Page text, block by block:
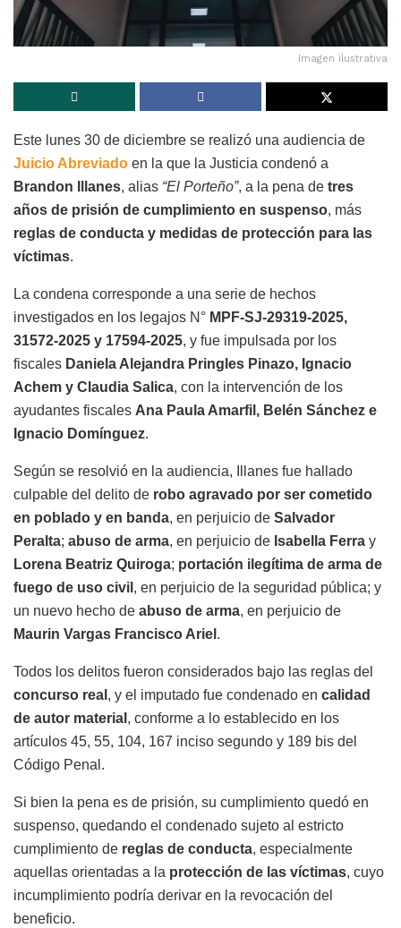
Imagen ilustrativa
Este lunes 30 de diciembre se realizó una audiencia de
Juicio Abreviado en la que la Justicia condenó a
Brandon Illanes, alias “El Porteño”, a la pena de tres
años de prisión de cumplimiento en suspenso, más
reglas de conducta y medidas de protección para las
víctimas.
La condena corresponde a una serie de hechos
investigados en los legajos N° MPF-SJ-29319-2025,
31572-2025 y 17594-2025, y fue impulsada por los
fiscales Daniela Alejandra Pringles Pinazo, Ignacio
Achem y Claudia Salica, con la intervención de los
ayudantes fiscales Ana Paula Amarfil, Belén Sánchez e
Ignacio Domínguez.
Según se resolvió en la audiencia, Illanes fue hallado
culpable del delito de robo agravado por ser cometido
en poblado y en banda, en perjuicio de Salvador
Peralta; abuso de arma, en perjuicio de Isabella Ferra y
Lorena Beatriz Quiroga; portación ilegítima de arma de
fuego de uso civil , en perjuicio de la seguridad pública; y
un nuevo hecho de abuso de arma, en perjuicio de
Maurin Vargas Francisco Ariel .
Todos los delitos fueron considerados bajo las reglas del
concurso real , y el imputado fue condenado en calidad
de autor material , conforme a lo establecido en los
artículos 45, 55, 104, 167 inciso segundo y 189 bis del
Código Penal.
Si bien la pena es de prisión, su cumplimiento quedó en
suspenso, quedando el condenado sujeto al estricto
cumplimiento de reglas de conducta, especialmente
aquellas orientadas a la protección de las víctimas, cuyo
incumplimiento podría derivar en la revocación del
beneficio.